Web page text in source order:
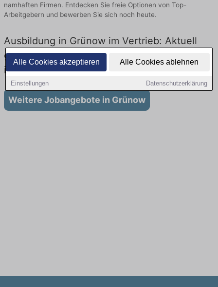
Alle Cookies akzeptieren Alle Cookies ablehnen
Einstellungen Datenschutzerklärung
namhaften Firmen. Entdecken Sie freie Optionen von Top-
Arbeitgebern und bewerben Sie sich noch heute.
Ausbildung in Grünow im Vertrieb: Aktuell
gibt es keine Stellenangebote für Ausbildung
in Grünow
Weitere Jobangebote in Grünow